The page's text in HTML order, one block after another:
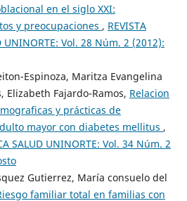
en el siglo XXI:
y preocupaciones , REVISTA
UNINORTE: Vol. 28 Núm. 2 (2012):
Espinoza, Maritza Evangelina
Elizabeth Fajardo-Ramos, Relacion
y prácticas de
mayor con diabetes mellitus ,
SALUD UNINORTE: Vol. 34 Núm. 2
Gutierrez, María consuelo del
familiar total en familias con